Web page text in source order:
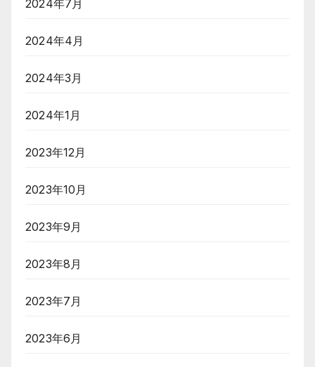
2024年7月
2024年4月
2024年3月
2024年1月
2023年12月
2023年10月
2023年9月
2023年8月
2023年7月
2023年6月